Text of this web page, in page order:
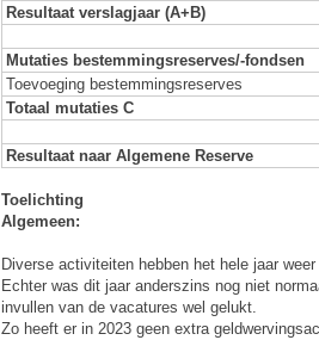
Resultaat verslagjaar (A+B)
Mutaties bestemmingsreserves/-fondsen
Toevoeging bestemmingsreserves
Totaal mutaties C
Resultaat naar Algemene Reserve
Toelichting
Algemeen:
Diverse activiteiten hebben het hele jaar
Echter was dit jaar anderszins nog niet
invullen van de vacatures wel gelukt.
Zo heeft er in 2023 geen extra